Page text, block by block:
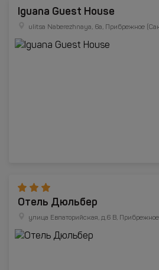
Iguana Guest House
ulitsa Naberezhnaya, 6a, Прибрежное
Отель Дюльбер
улица Евпаторийская, д.6 В,